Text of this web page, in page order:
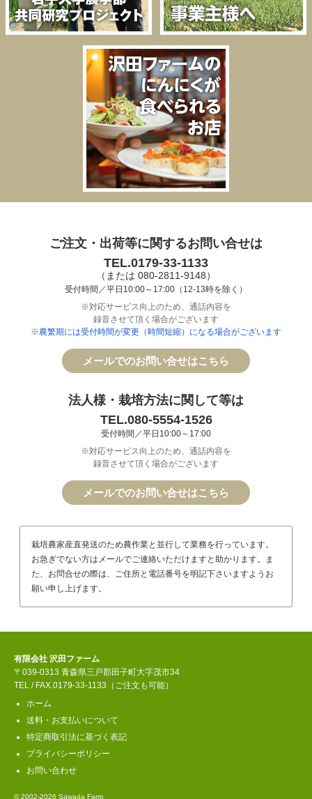
ご注文・出荷等に関するお問い合せは
TEL.0179-33-1133
（または 080-2811-9148）
受付時間／平日10:00～17:00（12-13時を除く）
※対応サービス向上のため、通話内容を
録音させて頂く場合がございます
※農繁期には受付時間が変更（時間短縮）になる場合がございます
メールでのお問い合せはこちら
法人様・栽培方法に関して等は
TEL.080-5554-1526
受付時間／平日10:00～17:00
※対応サービス向上のため、通話内容を
録音させて頂く場合がございます
メールでのお問い合せはこちら
栽培農家産直発送のため農作業と並行して業務を行っています。
お急ぎでない方はメールでご連絡いただけますと助かります。ま
た、お問合せの際は、ご住所と電話番号を明記下さいますようお
願い申し上げます。
有限会社 沢田ファーム
〒039-0313 青森県三戸郡田子町大字茂市34
TEL / FAX.0179-33-1133（ご注文も可能）
ホーム
送料・お支払いについて
特定商取引法に基づく表記
プライバシーポリシー
お問い合わせ
© 2002-2026 Sawada Farm